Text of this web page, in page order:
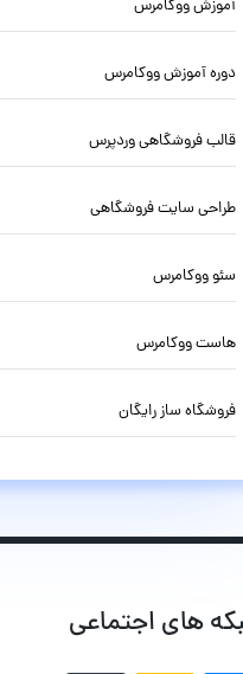
آموزش ووکامرس
دوره آموزش ووکامرس
قالب فروشگاهی وردپرس
طراحی سایت فروشگاهی
سئو ووکامرس
هاست ووکامرس
فروشگاه ساز رایگان
های اجتماعی